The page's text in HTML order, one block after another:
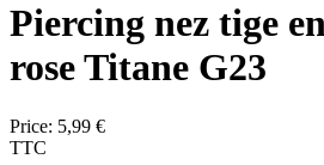
Piercing nez tige
rose Titane G23
Price: 5,99 €
TTC